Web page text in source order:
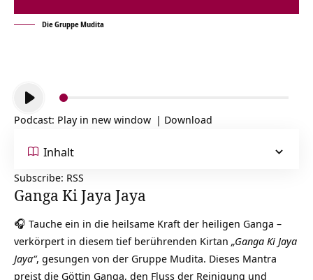
Die Gruppe Mudita
Audio-
Player
Podcast: Play in new window | Download
Inhalt
Subscribe: RSS
Ganga Ki Jaya Jaya
🎧 Tauche ein in die heilsame Kraft der heiligen Ganga –
verkörpert in diesem tief berührenden Kirtan „Ganga Ki Jaya
Jaya“, gesungen von der Gruppe Mudita. Dieses Mantra
preist die Göttin Ganga, den Fluss der Reinigung und